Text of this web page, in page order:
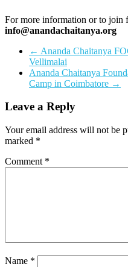
For more information or to join
info@anandachaitanya.org
← Ananda Chaitanya
Vellimalai
Ananda Chaitanya
Camp in Coimbatore →
Leave a Reply
Your email address will not be
marked *
Comment *
Name *